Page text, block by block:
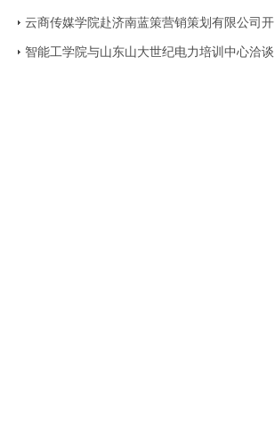
云商传媒学院赴济南蓝策营销策划有限公司开
智能工学院与山东山大世纪电力培训中心洽谈